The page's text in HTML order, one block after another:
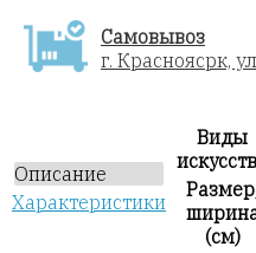
Самовывоз
г. Красноясрк,
Описание
Характеристики
Виды
(см)